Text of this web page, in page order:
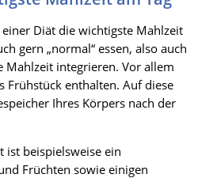
Diät die wichtigste Mahlzeit
gern „normal“ essen, also auch
Mahlzeit integrieren. Vor allem
Frühstück enthalten. Auf diese
Ihres Körpers nach der
ist beispielsweise ein
Früchten sowie einigen